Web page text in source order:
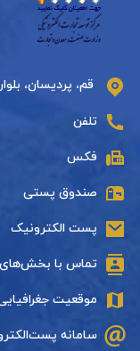
قم، پردیسان،
تلفن
فکس
صندوق پستی
پست الکترونیک
تماس با بخش‌های
موقعیت
سامانه